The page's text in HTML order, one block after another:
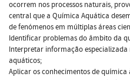
ocorrem nos processos naturais,
central que a Química Aquática
de fenómenos em múltiplas áreas
Identificar problemas do âmbito da
Interpretar informação
aquáticos;
Aplicar os conhecimentos de